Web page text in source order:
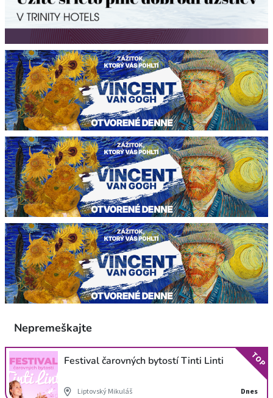
Nepremeškajte
Festival čarovných bytostí Tinti Linti
Liptovský Mikuláš Dnes
TOP